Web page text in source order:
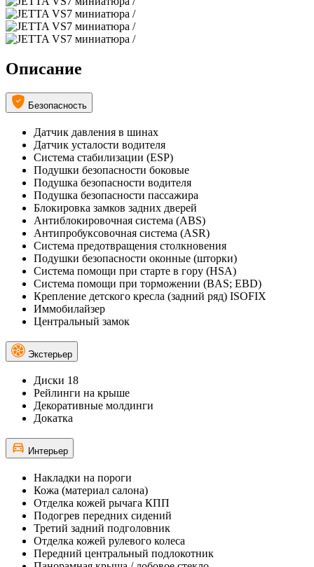
Описание
Безопасность
Датчик давления в шинах
Датчик усталости водителя
Система стабилизации (ESP)
Подушки безопасности боковые
Подушка безопасности водителя
Подушка безопасности пассажира
Блокировка замков задних дверей
Антиблокировочная система (ABS)
Антипробуксовочная система (ASR)
Система предотвращения столкновения
Подушки безопасности оконные (шторки)
Система помощи при старте в гору (HSA)
Система помощи при торможении (BAS; EBD)
Крепление детского кресла (задний ряд) ISOFIX
Иммобилайзер
Центральный замок
Экстерьер
Диски 18
Рейлинги на крыше
Декоративные молдинги
Докатка
Интерьер
Накладки на пороги
Кожа (материал салона)
Отделка кожей рычага КПП
Подогрев передних сидений
Третий задний подголовник
Отделка кожей рулевого колеса
Передний центральный подлокотник